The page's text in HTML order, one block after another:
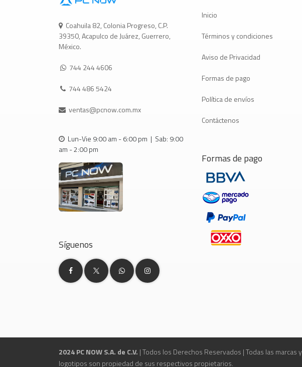
Coahuila 82, Colonia Progreso, C.P.
39350, Acapulco de Juárez, Guerrero,
México.
744 244 4606
744 486 5424
ventas@pcnow.com.mx
Lun-Vie 9:00 am - 6:00 pm | Sab: 9:00
am - 2:00 pm
Síguenos
Inicio
Términos y condiciones
Aviso de Privacidad
Formas de pago
Política de envíos
Contáctenos
Formas de pago
2024 PC NOW S.A. de C.V. | Todos los Derechos Reservados | Todas las marcas y
logotipos son propiedad de sus respectivos propietarios.